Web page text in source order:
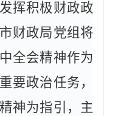
挥积极财政政
财政局党组将
全会精神作为
要政治任务，
神为指引，主